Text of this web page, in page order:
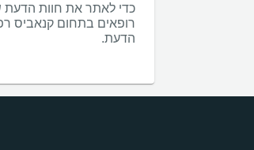
כדי לאתר את חוות הדעת
רופאים בתחום קנאביס
הדעת.